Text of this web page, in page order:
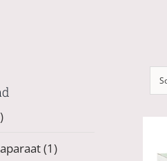
(1)